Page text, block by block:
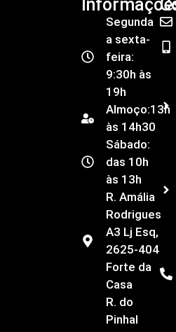
Informações
Segunda
a sexta-
feira:
9:30h às
19h
Almoço:13h
às 14h30
Sábado:
das 10h
às 13h
R. Amália
Rodrigues
A3 Lj Esq,
2625-404
Forte da